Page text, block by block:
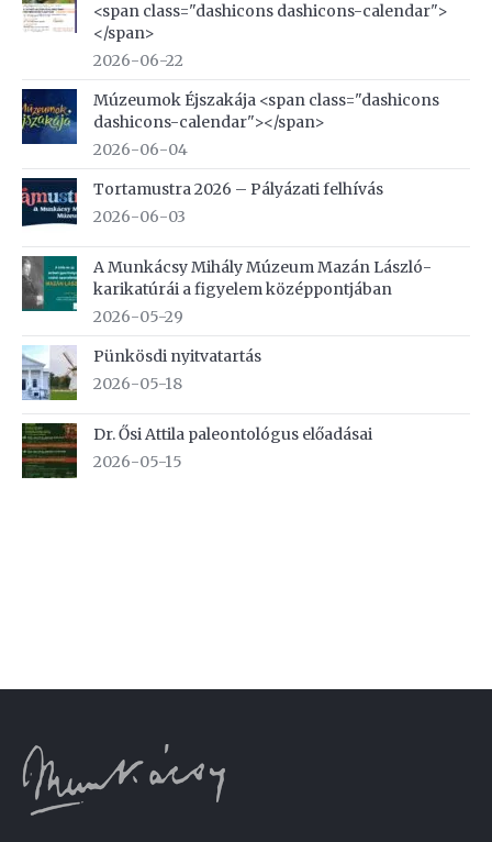
<span class="dashicons dashicons-calendar">
</span>
2026-06-22
Múzeumok Éjszakája <span class="dashicons
dashicons-calendar"></span>
2026-06-04
Tortamustra 2026 – Pályázati felhívás
2026-06-03
A Munkácsy Mihály Múzeum Mazán László-
karikatúrái a figyelem középpontjában
2026-05-29
Pünkösdi nyitvatartás
2026-05-18
Dr. Ősi Attila paleontológus előadásai
2026-05-15